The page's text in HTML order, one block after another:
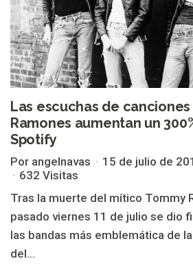
Las escuchas de
Ramones aumentan un
Spotify
Por angelnavas
15 de julio de
632 Visitas
Tras la muerte del mítico Tommy
pasado viernes 11 de julio se dio
las bandas más emblemática de
del...